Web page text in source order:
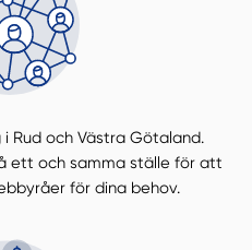
Rud och Västra Götaland.
ett och samma ställe för att
för dina behov.